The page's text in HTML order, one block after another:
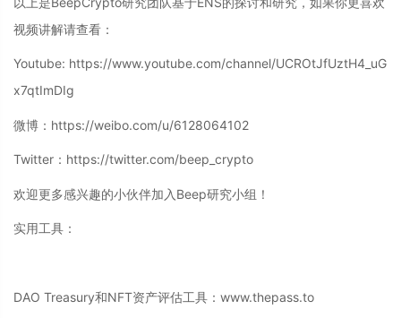
视频讲解请查看：
Youtube: https://www.youtube.com/channel/UCROtJfUztH4_uG
x7qtImDIg
微博：https://weibo.com/u/6128064102
Twitter：https://twitter.com/beep_crypto
欢迎更多感兴趣的小伙伴加入Beep研究小组！
实用工具：
DAO Treasury和NFT资产评估工具：www.thepass.to